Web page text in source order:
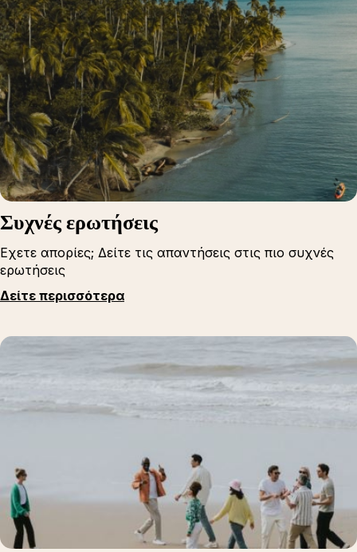
Συχνές ερωτήσεις
Εχετε απορίες; Δείτε τις απαντήσεις στις πιο συχνές
ερωτήσεις
Δείτε περισσότερα